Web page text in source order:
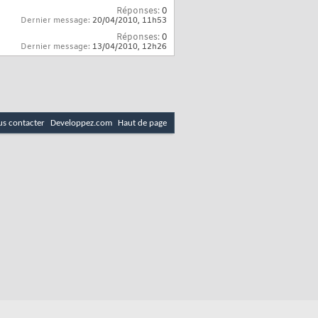
Réponses:0
Dernier message: 20/04/2010, 11h53
Réponses:0
Dernier message: 13/04/2010, 12h26
contacter Developpez.com Haut de page